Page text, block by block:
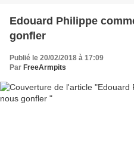
Edouard Philippe
gonfler
Publié le 20/02/2018 à 17:09
Par FreeArmpits